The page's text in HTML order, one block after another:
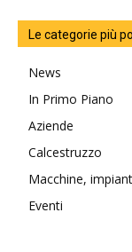
Le categorie più
News
In Primo Piano
Aziende
Calcestruzzo
Macchine,
Eventi